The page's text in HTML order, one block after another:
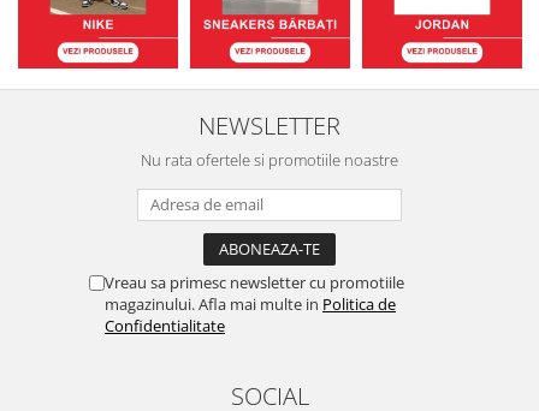
NEWSLETTER
Nu rata ofertele si promotiile noastre
Vreau sa primesc newsletter cu promotiile
magazinului. Afla mai multe in Politica de
Confidentialitate
SOCIAL